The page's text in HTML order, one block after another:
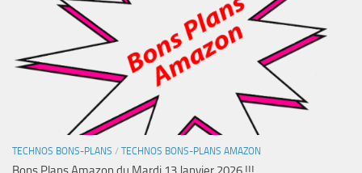
TECHNOS BONS-PLANS / TECHNOS BONS-PLANS AMAZON